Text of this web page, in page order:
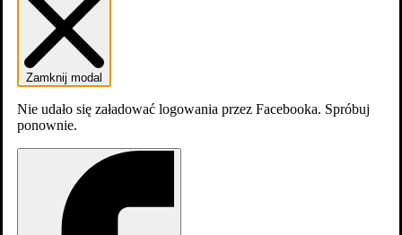
Zamknij modal
Nie udało się załadować logowania przez Facebooka. Spróbuj
ponownie.